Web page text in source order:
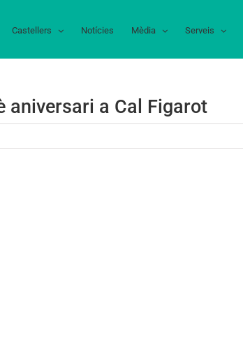
Castellers Notícies Mèdia Serveis
aniversari a Cal Figarot